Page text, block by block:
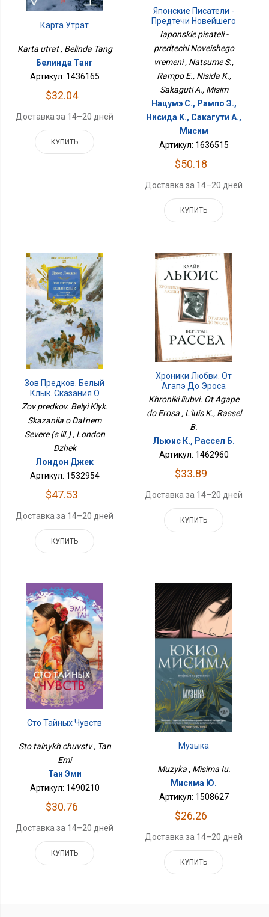
Карта Утрат
Karta utrat , Belinda Tang
Белинда Танг
Артикул: 1436165
$32.04
Доставка за 14–20 дней
КУПИТЬ
Японские Писатели -
Предтечи Новейшего
Времени
Iaponskie pisateli -
predtechi Noveishego
vremeni , Natsume S.,
Rampo E., Nisida K.,
Sakaguti A., Misim
Нацумэ С., Рампо Э.,
Нисида К., Сакагути А.,
Мисим
Артикул: 1636515
$50.18
Доставка за 14–20 дней
КУПИТЬ
Зов Предков. Белый
Клык. Сказания О
Дальнем Севере (с
Zov predkov. Belyi Klyk.
Skazaniia o Dal'nem
Severe (s ill.) , London
Dzhek
Лондон Джек
Артикул: 1532954
$47.53
Доставка за 14–20 дней
КУПИТЬ
Хроники Любви. От
Агапэ До Эроса
Khroniki liubvi. Ot Agape
do Erosa , L'iuis K., Rassel
B.
Льюис К., Рассел Б.
Артикул: 1462960
$33.89
Доставка за 14–20 дней
КУПИТЬ
Сто Тайных Чувств
Sto tainykh chuvstv , Tan
Emi
Тан Эми
Артикул: 1490210
$30.76
Доставка за 14–20 дней
КУПИТЬ
Музыка
Muzyka , Misima Iu.
Мисима Ю.
Артикул: 1508627
$26.26
Доставка за 14–20 дней
КУПИТЬ